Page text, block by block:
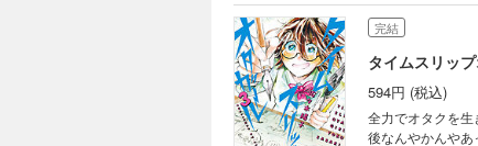
完結
タイムスリッ
594円 (税込)
全力でオタクを
後なんやかんや